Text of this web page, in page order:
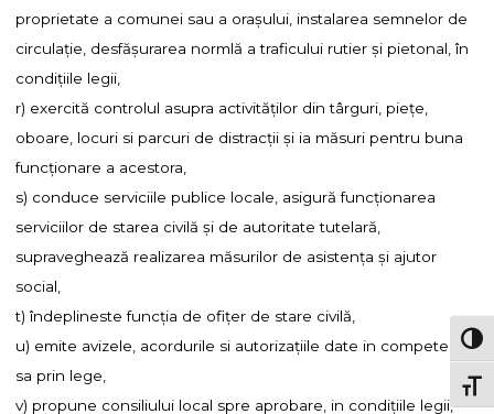
proprietate a comunei sau a oraşului, instalarea semnelor de
circulaţie, desfăşurarea normlă a traficului rutier şi pietonal, în
condiţiile legii,
r) exercită controlul asupra activităţilor din târguri, pieţe,
oboare, locuri si parcuri de distracţii şi ia măsuri pentru buna
funcţionare a acestora,
s) conduce serviciile publice locale, asigură funcţionarea
serviciilor de starea civilă şi de autoritate tutelară,
supraveghează realizarea măsurilor de asistenţa şi ajutor
social,
t) îndeplineste funcţia de ofiţer de stare civilă,
u) emite avizele, acordurile si autorizaţiile date in competenţa
sa prin lege,
v) propune consiliului local spre aprobare, in condiţiile legii,